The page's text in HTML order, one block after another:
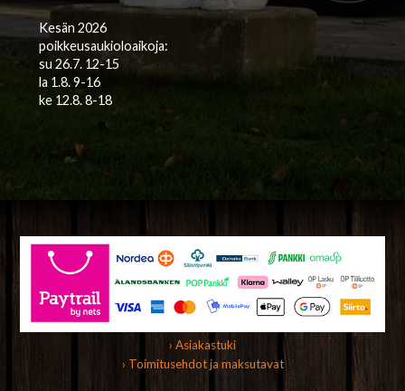
Kesän 2026
poikkeusaukioloaikoja:
su 26.7. 12-15
la 1.8. 9-16
ke 12.8. 8-18
› Asiakastuki
› Toimitusehdot ja maksutavat